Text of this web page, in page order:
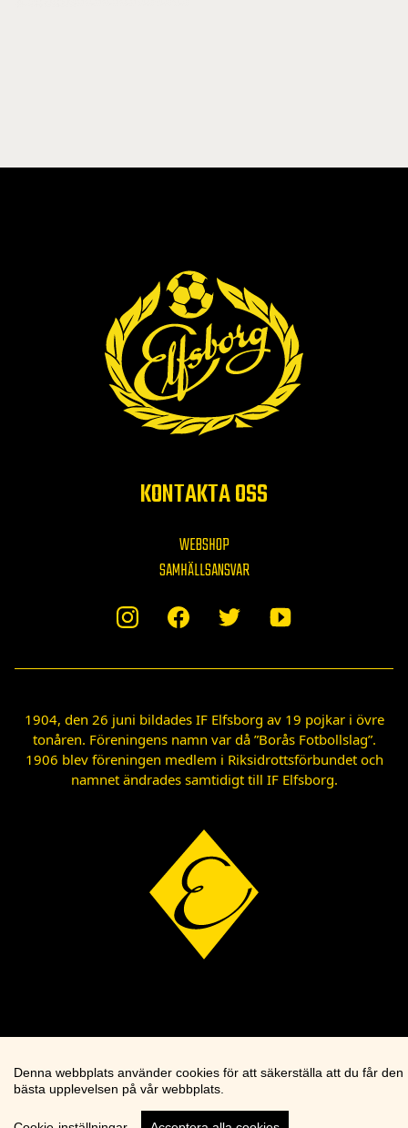
KONTAKTA OSS
WEBSHOP
SAMHÄLLSANSVAR
1904, den 26 juni bildades IF Elfsborg av 19 pojkar i övre
tonåren. Föreningens namn var då ”Borås Fotbollslag”.
1906 blev föreningen medlem i Riksidrottsförbundet och
namnet ändrades samtidigt till IF Elfsborg.
Denna webbplats använder cookies för att säkerställa att du får den
bästa upplevelsen på vår webbplats.